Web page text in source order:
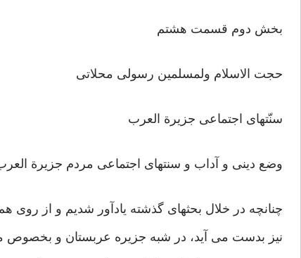
بخش دوم قسمت هشتم
حجت الاسلام ولمسلمین رسولی محلاتی
سنّتهای اجتماعی جزیرة العرب
وضع دینی و آداب و سنتهای اجتماعی مردم جزیرة
چنانچه در خلال بحثهای گذشته یادآور شدیم و از روی
نیز بدست می آید، در شبه جزیره عربستان و بخصوص